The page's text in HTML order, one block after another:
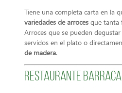
Tiene una completa carta en la
variedades de arroces que tanta
Arroces que se pueden
servidos en el plato o
de madera.
Restaurante Barraca